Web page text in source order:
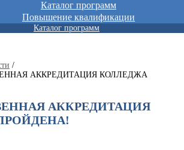
Каталог программ
Повышение квалификации
Каталог программ
/
АККРЕДИТАЦИЯ КОЛЛЕДЖА
АККРЕДИТАЦИЯ